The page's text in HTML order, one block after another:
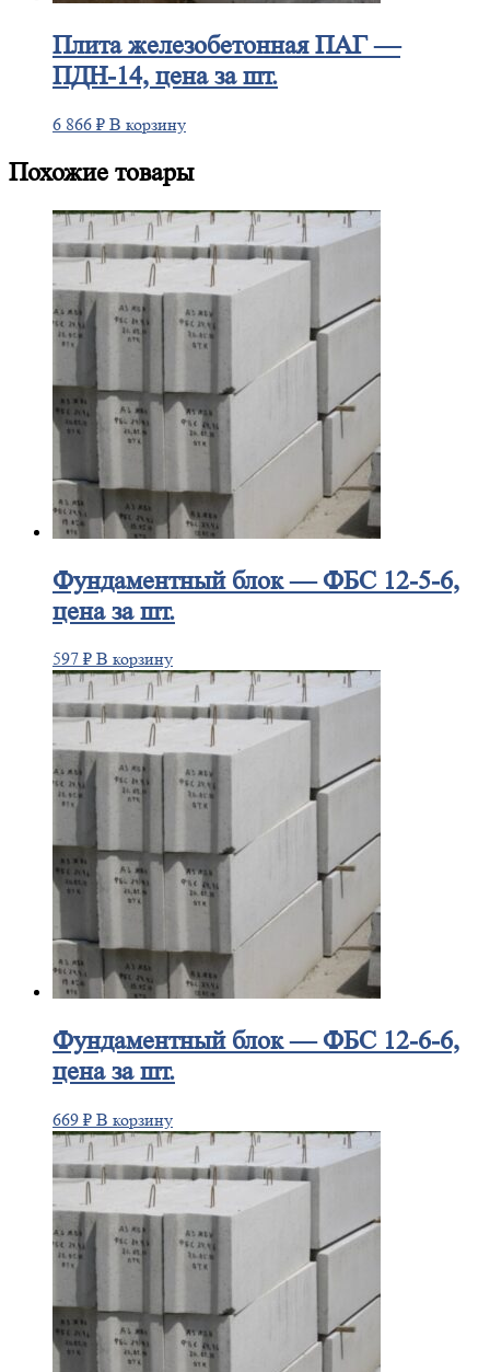
Плитажелезобетонная ПАГ —
ПДН-14, цена за шт.
6 866 ₽ В корзину
Похожие товары
Фундаментныйблок — ФБС 12-5-6,
цена за шт.
597 ₽ В корзину
Фундаментныйблок — ФБС 12-6-6,
цена за шт.
669 ₽ В корзину